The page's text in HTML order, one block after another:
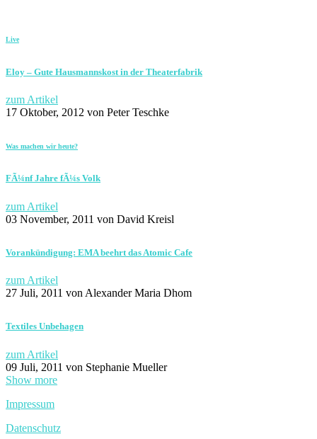
Live
Eloy – Gute Hausmannskost in der Theaterfabrik
zum Artikel
17 Oktober, 2012 von Peter Teschke
Was machen wir heute?
FÃ¼nf Jahre fÃ¼s Volk
zum Artikel
03 November, 2011 von David Kreisl
Vorankündigung: EMA beehrt das Atomic Cafe
zum Artikel
27 Juli, 2011 von Alexander Maria Dhom
Textiles Unbehagen
zum Artikel
09 Juli, 2011 von Stephanie Mueller
Show more
Impressum
Datenschutz